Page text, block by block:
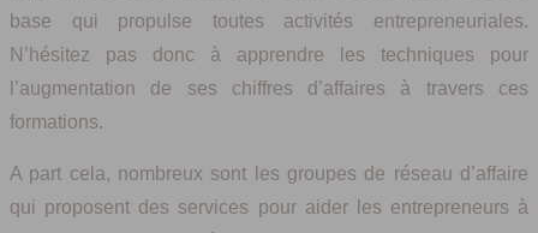
base qui propulse toutes activités entrepreneuriales.
N’hésitez pas donc à apprendre les techniques pour
l’augmentation de ses chiffres d’affaires à travers ces
formations.
A part cela, nombreux sont les groupes de réseau d’affaire
qui proposent des services pour aider les entrepreneurs à